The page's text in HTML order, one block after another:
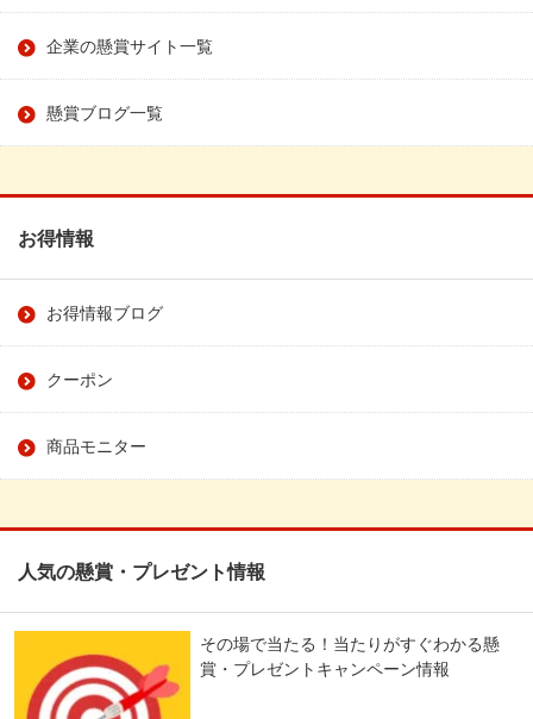
企業の懸賞サイト一覧
懸賞ブログ一覧
お得情報
お得情報ブログ
クーポン
商品モニター
人気の懸賞・プレゼント情報
その場で当たる！当たりがすぐわかる懸
賞・プレゼントキャンペーン情報